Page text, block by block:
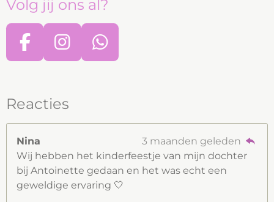
Volg jij ons al?
F
a
e
b
o
o
k
I
n
t
a
r
a
m
W
h
s
p
p
Reacties
Nina
3 maanden geleden
Wij hebben het kinderfeestje van mijn dochter
bij Antoinette gedaan en het was echt een
geweldige ervaring 🤍